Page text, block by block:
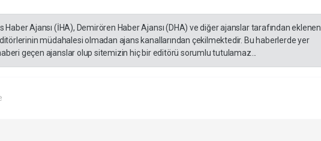
Haber Ajansı (İHA), Demirören Haber Ajansı (DHA) ve diğer ajanslar tarafından eklenen
müdahalesi olmadan ajans kanallarından çekilmektedir. Bu haberlerde yer
geçen ajanslar olup sitemizin hiç bir editörü sorumlu tutulamaz...